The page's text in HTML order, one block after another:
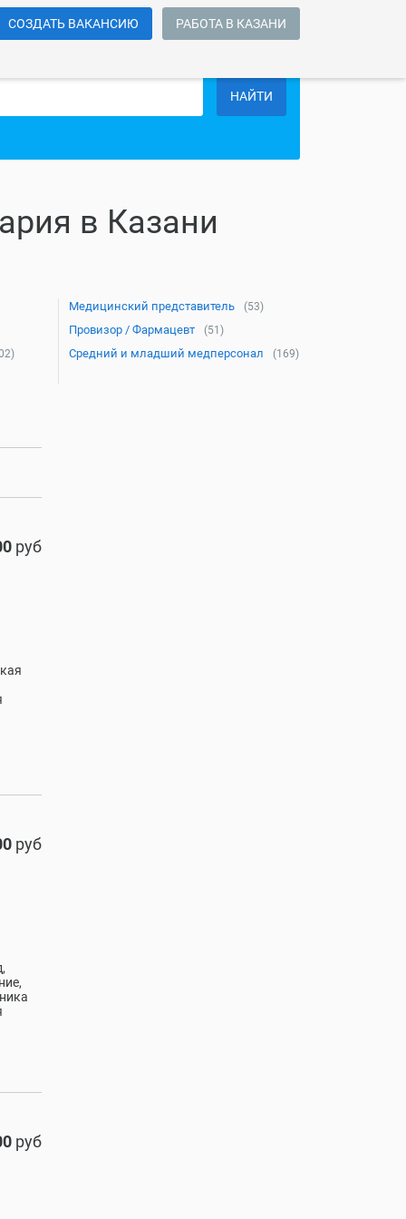
СОЗДАТЬ ВАКАНСИЮ РАБОТА В КАЗАНИ
НАЙТИ
в Казани
Медицинский представитель (53)
Провизор / Фармацевт (51)
Средний и младший медперсонал (169)
руб
руб
руб